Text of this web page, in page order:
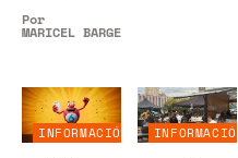
Por
MARICEL BARGERI
INFORMACIÓN
INFORMACIÓN